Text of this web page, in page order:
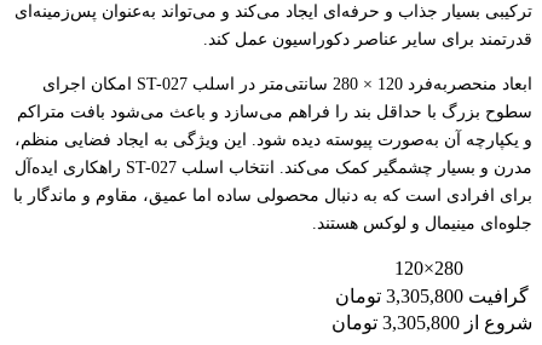
ترکیبی بسیار جذاب و حرفه‌ای ایجاد می‌کند و می‌تواند به‌عنوان پس‌زمینه‌ای
قدرتمند برای سایر عناصر دکوراسیون عمل کند.
ابعاد منحصر‌به‌فرد 120 × 280 سانتی‌متر در اسلب ST-027 امکان اجرای
سطوح بزرگ با حداقل بند را فراهم می‌سازد و باعث می‌شود بافت متراکم
و یکپارچه آن به‌صورت پیوسته دیده شود. این ویژگی به ایجاد فضایی منظم،
مدرن و بسیار چشمگیر کمک می‌کند. انتخاب اسلب ST-027 راهکاری ایده‌آل
برای افرادی است که به دنبال محصولی ساده اما عمیق، مقاوم و ماندگار با
جلوه‌ای مینیمال و لوکس هستند.
280×120
گرافیت 3,305,800 تومان
شروع از 3,305,800 تومان